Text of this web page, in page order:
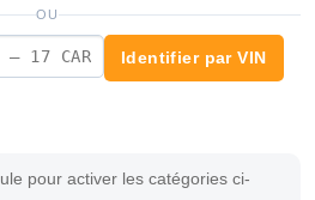
OU
Identifier par VIN
pour activer les catégories ci-